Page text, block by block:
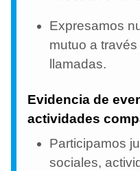
Expresamos
mutuo a
llamadas.
Evidencia de
actividades
Participamos
sociales,